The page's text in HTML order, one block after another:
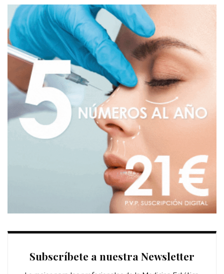
Subscríbete a nuestra Newsletter